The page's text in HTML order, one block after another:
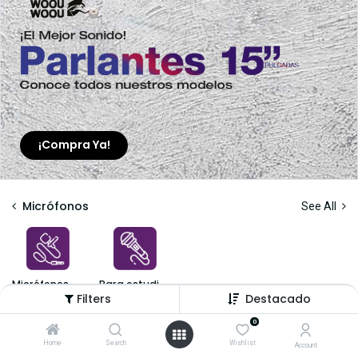
Filters Destacado
Home Search
0
Wishlist Account
¡Compra Ya!
Micrófonos See All
Micrófonos Corbateros Para estudio y Ambiente
2 items found.